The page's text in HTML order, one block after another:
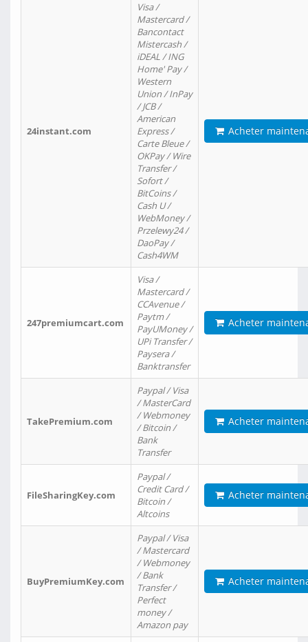
24instant.com
Visa /
Mastercard /
Bancontact
Mistercash /
iDEAL / ING
Home' Pay /
Western
Union / InPay
/ JCB /
American
Express /
Carte Bleue /
OKPay / Wire
Transfer /
Sofort /
BitCoins /
Cash U /
WebMoney /
Przelewy24 /
DaoPay /
Cash4WM
Acheter
247premiumcart.com
Visa /
Mastercard /
CCAvenue /
Paytm /
PayUMoney /
UPi Transfer /
Paysera /
Banktransfer
Acheter
TakePremium.com
Paypal / Visa
/ MasterCard
/ Webmoney
/ Bitcoin /
Bank
Transfer
Acheter
FileSharingKey.com
Paypal /
Credit Card /
Bitcoin /
Altcoins
Acheter
BuyPremiumKey.com
Paypal / Visa
/ Mastercard
/ Webmoney
/ Bank
Transfer /
Perfect
money /
Amazon pay
Acheter